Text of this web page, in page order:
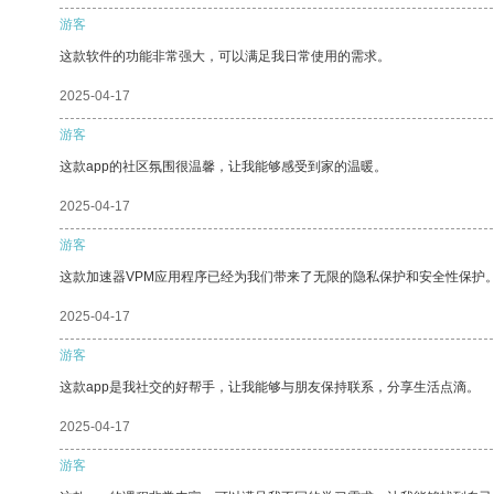
游客
这款软件的功能非常强大，可以满足我日常使用的需求。
2025-04-17
游客
这款app的社区氛围很温馨，让我能够感受到家的温暖。
2025-04-17
游客
这款加速器VPM应用程序已经为我们带来了无限的隐私保护和安全性保护
2025-04-17
游客
这款app是我社交的好帮手，让我能够与朋友保持联系，分享生活点滴。
2025-04-17
游客